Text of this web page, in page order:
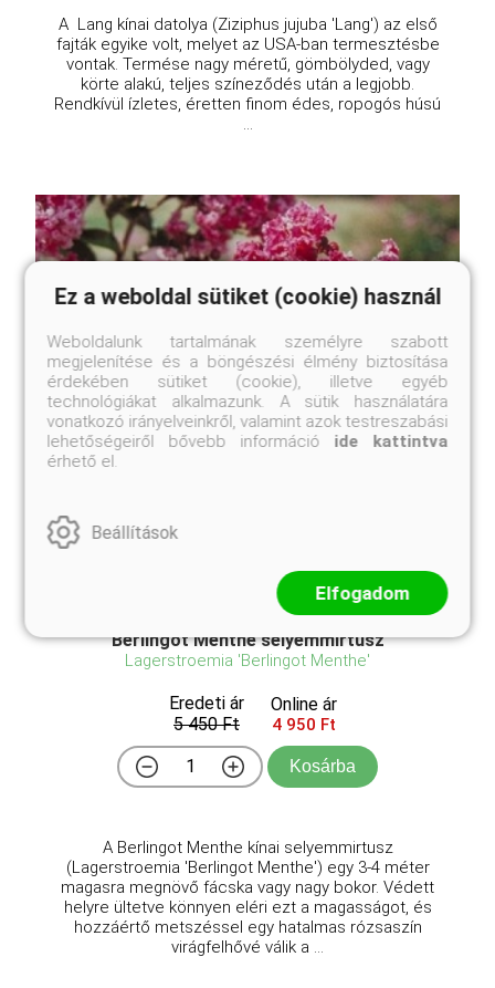
A Lang kínai datolya (Ziziphus jujuba 'Lang') az első
fajták egyike volt, melyet az USA-ban termesztésbe
vontak. Termése nagy méretű, gömbölyded, vagy
körte alakú, teljes színeződés után a legjobb.
Rendkívül ízletes, éretten finom édes, ropogós húsú
...
Berlingot Menthe selyemmirtusz
Lagerstroemia 'Berlingot Menthe'
Eredeti ár
5 450 Ft
Online ár
4 950 Ft
Kosárba
A Berlingot Menthe kínai selyemmirtusz
(Lagerstroemia 'Berlingot Menthe') egy 3-4 méter
magasra megnövő fácska vagy nagy bokor. Védett
helyre ültetve könnyen eléri ezt a magasságot, és
hozzáértő metszéssel egy hatalmas rózsaszín
virágfelhővé válik a ...
Ez a weboldal sütiket (cookie) használ
Weboldalunk tartalmának személyre szabott
megjelenítése és a böngészési élmény biztosítása
érdekében sütiket (cookie), illetve egyéb
technológiákat alkalmazunk. A sütik használatára
vonatkozó irányelveinkről, valamint azok testreszabási
lehetőségeiről bővebb információ ide kattintva
érhető el.
Beállítások
Elfogadom